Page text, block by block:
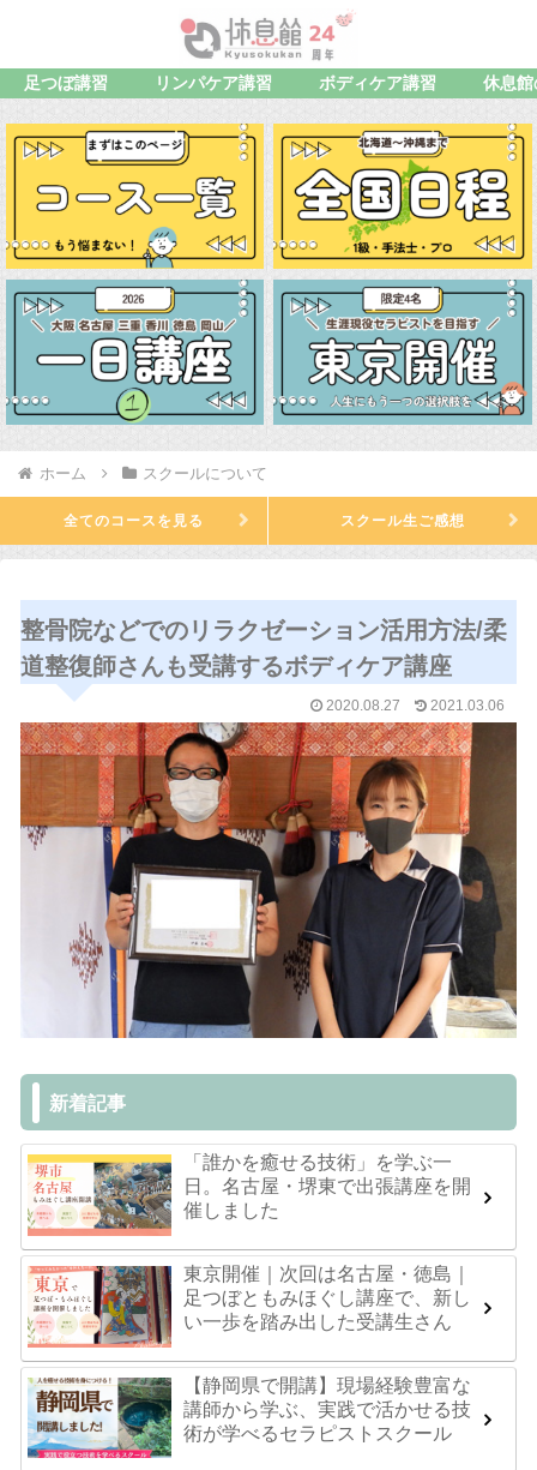
足つぼ講習 リンパケア講習 ボディケア講習 休息
ホーム スクールについて
全てのコースを見る スクール生ご感想
整骨院などでのリラクゼーション活用方法/柔
道整復師さんも受講するボディケア講座
2020.08.27 2021.03.06
新着記事
「誰かを癒せる技術」を学ぶ一
日。名古屋・堺東で出張講座を開
催しました
東京開催｜次回は名古屋・徳島｜
足つぼともみほぐし講座で、新し
い一歩を踏み出した受講生さん
【静岡県で開講】現場経験豊富な
講師から学ぶ、実践で活かせる技
術が学べるセラピストスクール